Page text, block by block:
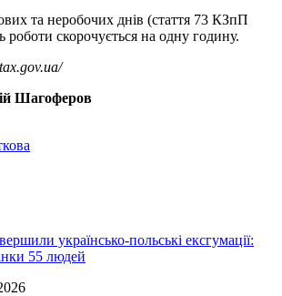
та неробочих днів (стаття 73 КЗпП
роботи скорочується на одну годину.
Шагоферов
українсько-польські ексгумації:
55 людей